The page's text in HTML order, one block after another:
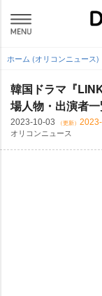
ホーム (オリコンニュース)
韓国ドラマ『
場人物・出演者
2023-10-03 （更新）
オリコンニュース